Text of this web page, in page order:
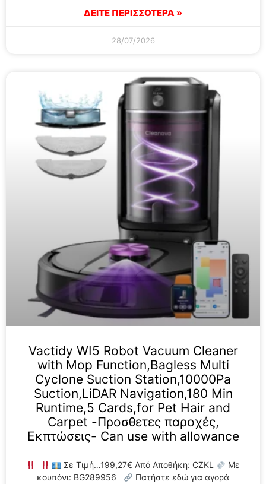
ΔΕΙΤΕ ΠΕΡΙΣΣΟΤΕΡΑ »
28/07/2026
Vactidy WI5 Robot Vacuum Cleaner
with Mop Function,Bagless Multi
Cyclone Suction Station,10000Pa
Suction,LiDAR Navigation,180 Min
Runtime,5 Cards,for Pet Hair and
Carpet -Προσθετες παροχές,
Εκπτώσεις- Can use with allowance
Σε Τιμή…199,27€ Από Αποθήκη: CZKL
Με
κουπόνι: BG289956
Πατήστε εδώ για αγορά